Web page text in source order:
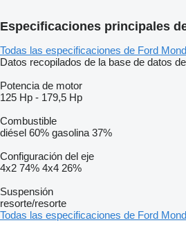
Especificaciones principales
Todas las especificaciones de Ford
Datos recopilados de la base de datos
Potencia de motor
125 Hp - 179,5 Hp
Combustible
diésel 60% gasolina 37%
Configuración del eje
4x2 74% 4x4 26%
Suspensión
resorte/resorte
Todas las especificaciones de Ford